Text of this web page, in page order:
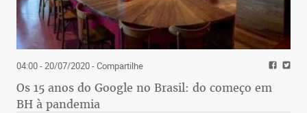
04:00 - 20/07/2020- Compartilhe
Os 15 anos do Google no Brasil: do começo em
BH à pandemia